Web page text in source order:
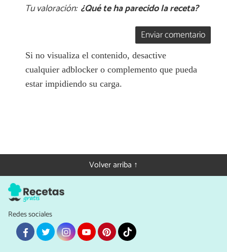
Tu valoración: ¿Qué te ha parecido la receta?
Enviar comentario
Si no visualiza el contenido, desactive
cualquier adblocker o complemento que pueda
estar impidiendo su carga.
Volver arriba ↑
Redes sociales